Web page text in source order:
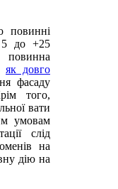
повинні
5 до +25
як довго
фасаду
того,
вати
умовам
слід
на
дію на